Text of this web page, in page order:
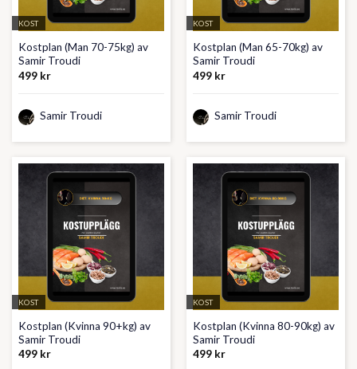
KOST
Kostplan (Man 70-75kg) av
Samir Troudi
499 kr
Samir Troudi
KOST
Kostplan (Man 65-70kg) av
Samir Troudi
499 kr
Samir Troudi
KOST
Kostplan (Kvinna 90+kg) av
Samir Troudi
499 kr
KOST
Kostplan (Kvinna 80-90kg) av
Samir Troudi
499 kr